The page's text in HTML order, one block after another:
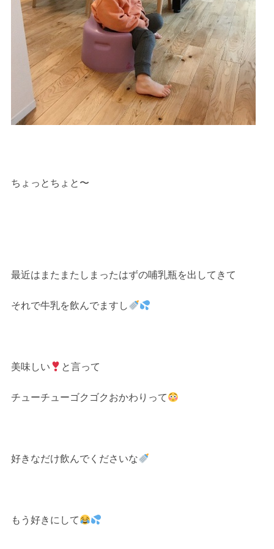
ちょっとちょと〜
最近はまたまたしまったはずの哺乳瓶を出してきて
それで牛乳を飲んでますし
美味しい と言って
チューチューゴクゴクおかわりって
好きなだけ飲んでくださいな
もう好きにして